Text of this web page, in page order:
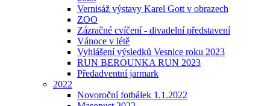
Vernisáž výstavy Karel Gott v obrazech
ZOO
Zázračné cvíčení - divadelní představení
Vánoce v létě
Vyhlášení výsledků Vesnice roku 2023
RUN BEROUNKA RUN 2023
Předadventní jarmark
2022
Novoroční fotbálek 1.1.2022